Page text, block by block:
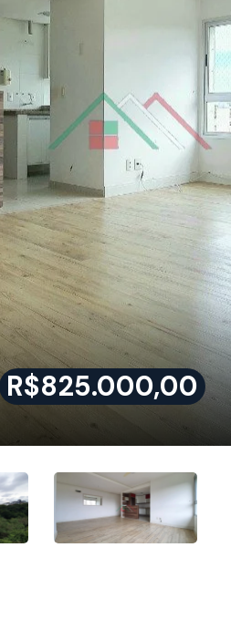
R$825.000,00